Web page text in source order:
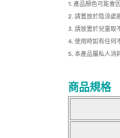
1. 產品顏色可能會
2. 請置放於陰涼處
3. 請放置於兒童取
4. 使用時如有任何
5. 本產品屬私人消
商品規格